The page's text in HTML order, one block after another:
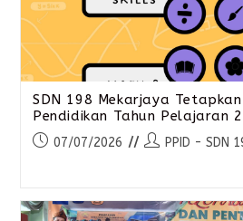
SDN 198 Mekarjaya
Pendidikan Tahun Pelajaran
07/07/2026 PPID - SDN